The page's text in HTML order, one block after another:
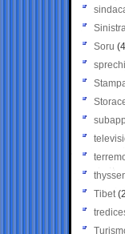
Soru
sprechi
Tibet